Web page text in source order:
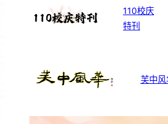
110校庆
特刊
芙中